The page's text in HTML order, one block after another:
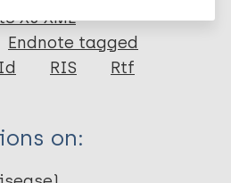
X3 XML
Endnote tagged
RIS Rtf
on: